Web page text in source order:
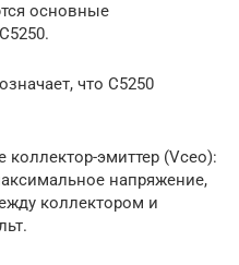
основные
что C5250
эмиттер (Vceo):
напряжение,
коллектором и